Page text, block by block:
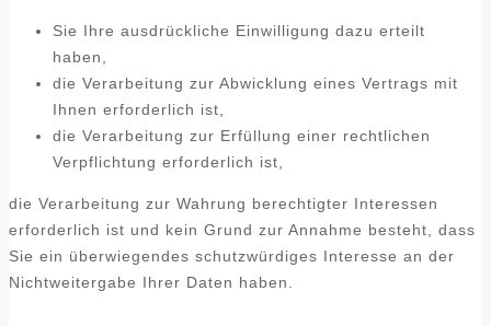
Sie Ihre ausdrückliche Einwilligung dazu erteilt
haben,
die Verarbeitung zur Abwicklung eines Vertrags mit
Ihnen erforderlich ist,
die Verarbeitung zur Erfüllung einer rechtlichen
Verpflichtung erforderlich ist,
die Verarbeitung zur Wahrung berechtigter Interessen
erforderlich ist und kein Grund zur Annahme besteht, dass
Sie ein überwiegendes schutzwürdiges Interesse an der
Nichtweitergabe Ihrer Daten haben.